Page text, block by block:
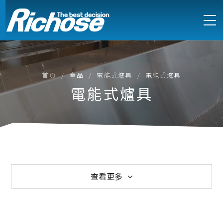
首頁 產品 電能式爐具 電能式爐具
電能式爐具
查看更多